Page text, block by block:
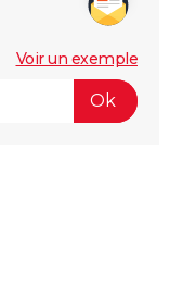
Voir un exemple